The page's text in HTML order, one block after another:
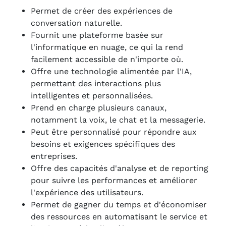
Permet de créer des expériences de
conversation naturelle.
Fournit une plateforme basée sur
l'informatique en nuage, ce qui la rend
facilement accessible de n'importe où.
Offre une technologie alimentée par l'IA,
permettant des interactions plus
intelligentes et personnalisées.
Prend en charge plusieurs canaux,
notamment la voix, le chat et la messagerie.
Peut être personnalisé pour répondre aux
besoins et exigences spécifiques des
entreprises.
Offre des capacités d'analyse et de reporting
pour suivre les performances et améliorer
l'expérience des utilisateurs.
Permet de gagner du temps et d'économiser
des ressources en automatisant le service et